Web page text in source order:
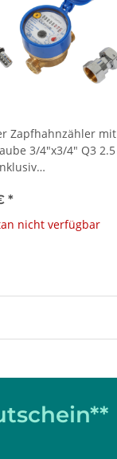
Zapfhahnzähler mit
3/4"x3/4" Q3 2.5
bis Q310
*
nicht verfügbar